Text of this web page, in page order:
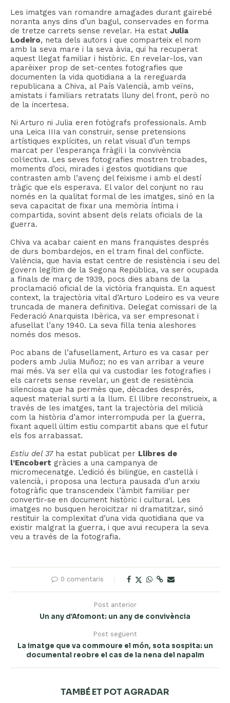
Les imatges van romandre amagades durant gairebé
noranta anys dins d’un bagul, conservades en forma
de tretze carrets sense revelar. Ha estat Julia
Lodeiro, neta dels autors i que comparteix el nom
amb la seva mare i la seva àvia, qui ha recuperat
aquest llegat familiar i històric. En revelar-los, van
aparèixer prop de set-centes fotografies que
documenten la vida quotidiana a la rereguarda
republicana a Chiva, al País Valencià, amb veïns,
amistats i familiars retratats lluny del front, però no
de la incertesa.
Ni Arturo ni Julia eren fotògrafs professionals. Amb
una Leica IIIa van construir, sense pretensions
artístiques explícites, un relat visual d’un temps
marcat per l’esperança fràgil i la convivència
col·lectiva. Les seves fotografies mostren trobades,
moments d’oci, mirades i gestos quotidians que
contrasten amb l’avenç del feixisme i amb el destí
tràgic que els esperava. El valor del conjunt no rau
només en la qualitat formal de les imatges, sinó en la
seva capacitat de fixar una memòria íntima i
compartida, sovint absent dels relats oficials de la
guerra.
Chiva va acabar caient en mans franquistes després
de durs bombardejos, en el tram final del conflicte.
València, que havia estat centre de resistència i seu del
govern legítim de la Segona República, va ser ocupada
a finals de març de 1939, pocs dies abans de la
proclamació oficial de la victòria franquista. En aquest
context, la trajectòria vital d’Arturo Lodeiro es va veure
truncada de manera definitiva. Delegat comissari de la
Federació Anarquista Ibèrica, va ser empresonat i
afusellat l’any 1940. La seva filla tenia aleshores
només dos mesos.
Poc abans de l’afusellament, Arturo es va casar per
poders amb Julia Muñoz; no es van arribar a veure
mai més. Va ser ella qui va custodiar les fotografies i
els carrets sense revelar, un gest de resistència
silenciosa que ha permès que, dècades després,
aquest material surti a la llum. El llibre reconstrueix, a
través de les imatges, tant la trajectòria del milicià
com la història d’amor interrompuda per la guerra,
fixant aquell últim estiu compartit abans que el futur
els fos arrabassat.
Estiu del 37ha estat publicat per Llibres de
l’Encobert gràcies a una campanya de
micromecenatge. L’edició és bilingüe, en castellà i
valencià, i proposa una lectura pausada d’un arxiu
fotogràfic que transcendeix l’àmbit familiar per
convertir-se en document històric i cultural. Les
imatges no busquen heroicitzar ni dramatitzar, sinó
restituir la complexitat d’una vida quotidiana que va
existir malgrat la guerra, i que avui recupera la seva
veu a través de la fotografia.
0 comentaris
Post anterior
Un any d’Afomont: un any de convivència
Post següent
La imatge que va commoure el món, sota sospita: un
documental reobre el cas de la nena del napalm
TAMBÉ ET POT AGRADAR